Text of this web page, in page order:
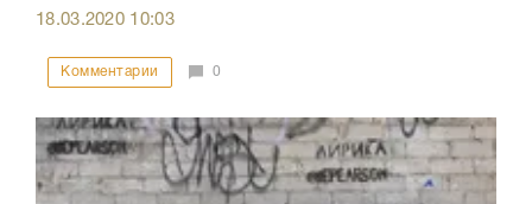
18.03.2020 10:03
Комментарии 0